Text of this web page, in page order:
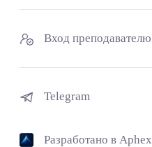
Вход преподавателю
Telegram
Разработано в Aphex